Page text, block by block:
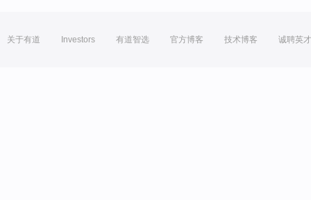
关于有道 Investors 有道智选 官方博客 技术博客 诚聘英才